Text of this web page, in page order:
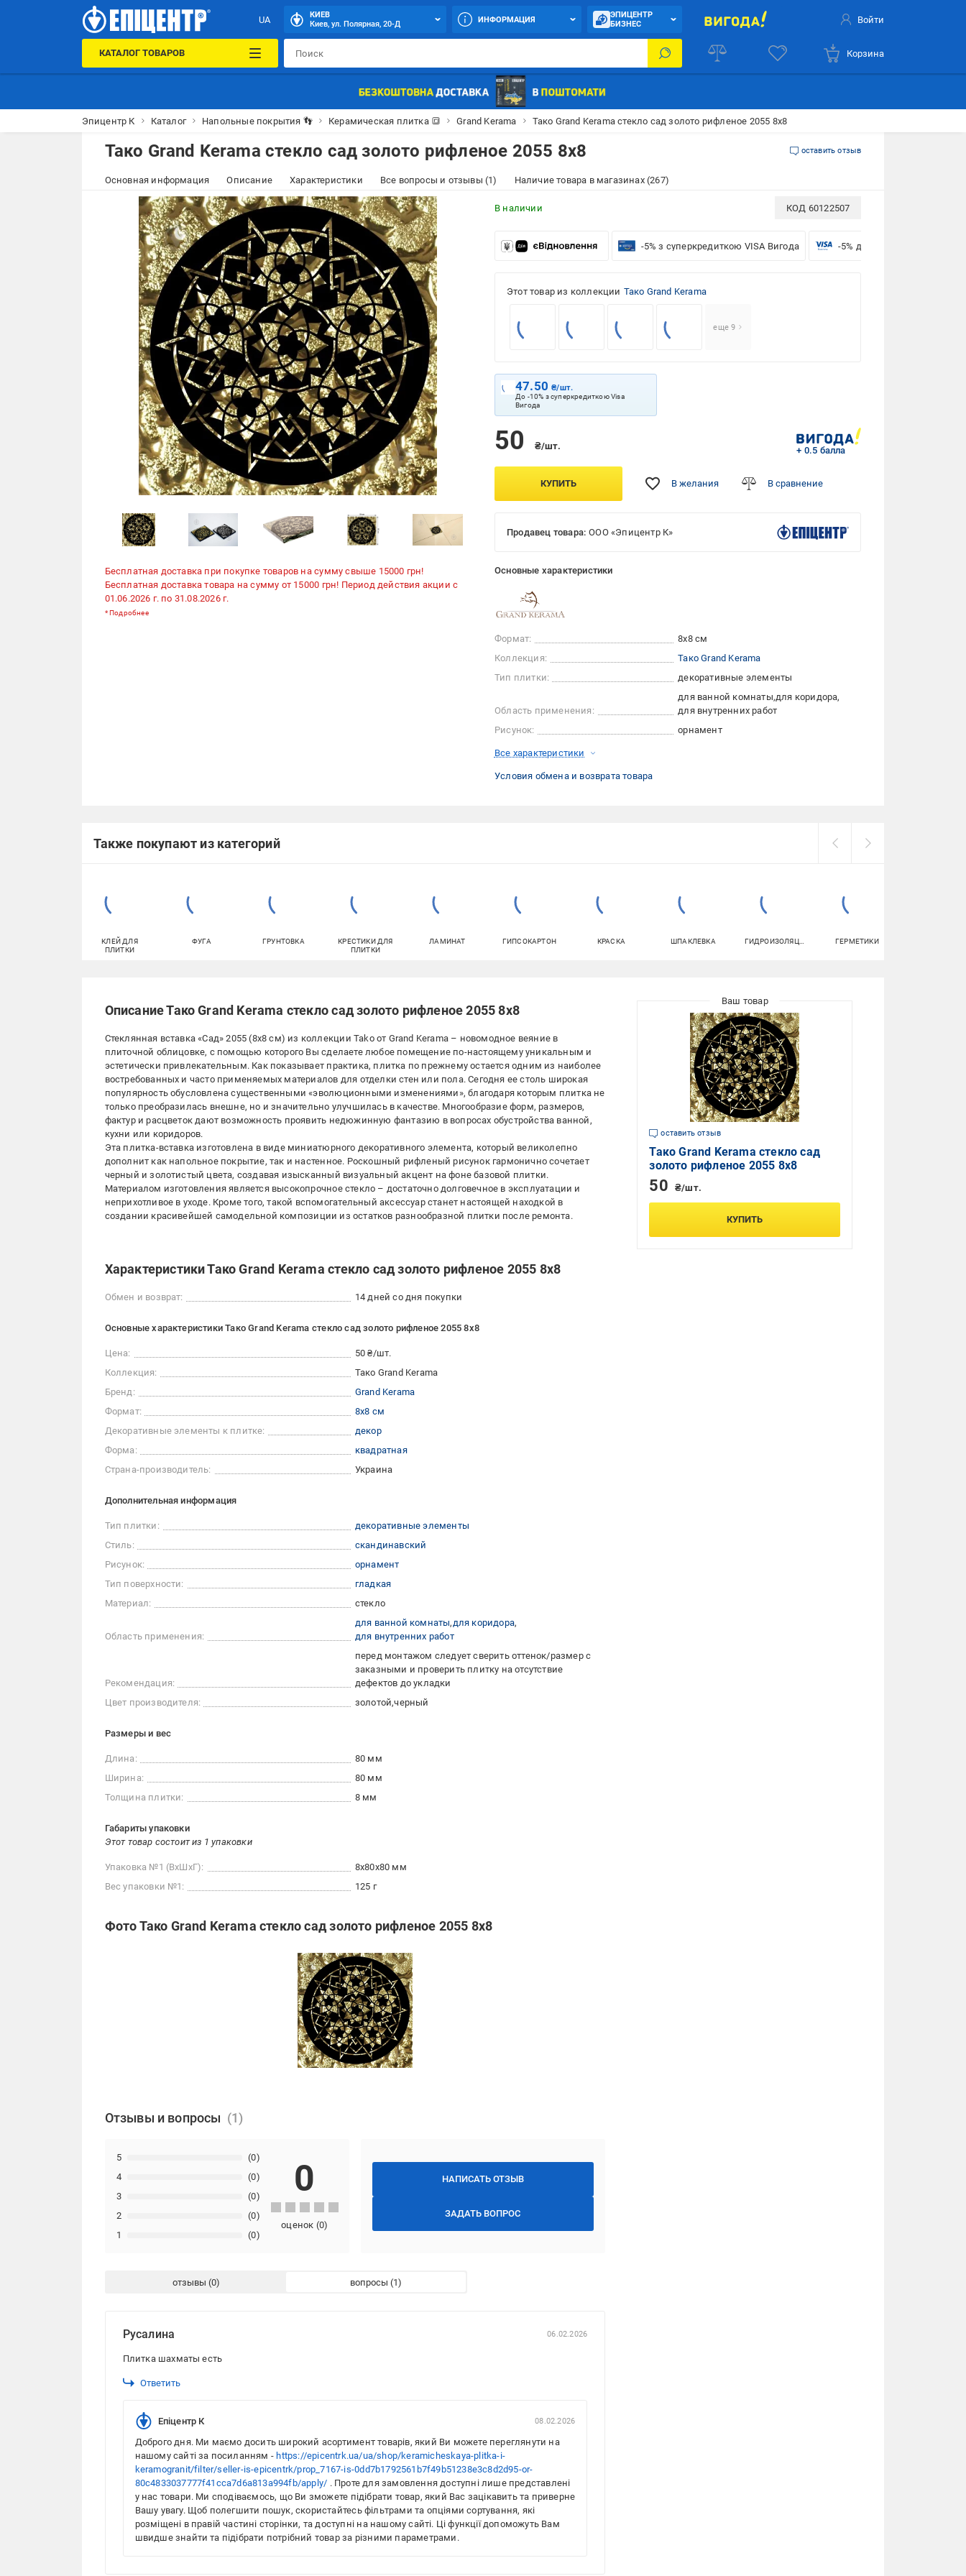
UA
КИЕВ
Киев, ул. Полярная, 20-Д
ИНФОРМАЦИЯ
ЭПИЦЕНТР
БИЗНЕС
Войти
КАТАЛОГ ТОВАРОВ Корзина
Эпицентр К Каталог Напольные покрытия 👣 Керамическая плитка 🔳 Grand Kerama Тако Grand Kerama стекло сад золото рифленое 2055 8x8
Тако Grand Kerama стекло сад золото рифленое 2055 8x8 оставить отзыв
Основная информация Описание Характеристики Все вопросы и отзывы (1) Наличие товара в магазинах (267)
Бесплатная доставка при покупке товаров на сумму свыше 15000 грн!
Бесплатная доставка товара на сумму от 15000 грн! Период действия акции с
01.06.2026 г. по 31.08.2026 г.
*Подробнее
В наличии КОД 60122507
-5% з суперкредиткою VISA Вигода -5% для бізнесу з VISA
Этот товар из коллекции Тако Grand Kerama
еще 9
47.50₴/шт.
До -10% з суперкредиткою Visa
Вигода
50 ₴/шт. + 0.5 балла
КУПИТЬ В желания В сравнение
Продавец товара: ООО «Эпицентр К»
Основные характеристики
Формат:
8x8 см
Коллекция:
Тако Grand Kerama
Тип плитки:
декоративные элементы
Область применения:
для ванной комнаты для коридора
для внутренних работ
Рисунок:
орнамент
Все характеристики
Условия обмена и возврата товара
Также покупают из категорий
КЛЕЙ ДЛЯ
ПЛИТКИ
ФУГА ГРУНТОВКА
КРЕСТИКИ ДЛЯ
ПЛИТКИ
ЛАМИНАТ ГИПСОКАРТОН КРАСКА ШПАКЛЕВКА ГИДРОИЗОЛЯЦИЯ ГЕРМЕТИКИ
Описание Тако Grand Kerama стекло сад золото рифленое 2055 8x8
Стеклянная вставка «Сад» 2055 (8х8 см) из коллекции Tako от Grand Kerama – новомодное веяние в
плиточной облицовке, с помощью которого Вы сделаете любое помещение по-настоящему уникальным и
эстетически привлекательным. Как показывает практика, плитка по прежнему остается одним из наиболее
востребованных и часто применяемых материалов для отделки стен или пола. Сегодня ее столь широкая
популярность обусловлена существенными «эволюционными изменениями», благодаря которым плитка не
только преобразилась внешне, но и значительно улучшилась в качестве. Многообразие форм, размеров,
фактур и расцветок дают возможность проявить недюжинную фантазию в вопросах обустройства ванной,
кухни или коридоров.
Эта плитка-вставка изготовлена в виде миниатюрного декоративного элемента, который великолепно
дополнит как напольное покрытие, так и настенное. Роскошный рифленый рисунок гармонично сочетает
черный и золотистый цвета, создавая изысканный визуальный акцент на фоне базовой плитки.
Материалом изготовления является высокопрочное стекло – достаточно долговечное в эксплуатации и
неприхотливое в уходе. Кроме того, такой вспомогательный аксессуар станет настоящей находкой в
создании красивейшей самодельной композиции из остатков разнообразной плитки после ремонта.
Характеристики Тако Grand Kerama стекло сад золото рифленое 2055 8x8
Обмен и возврат: 14 дней со дня покупки
Основные характеристики Тако Grand Kerama стекло сад золото рифленое 2055 8x8
Цена:
50 ₴/шт.
Коллекция:
Тако Grand Kerama
Бренд:
Grand Kerama
Формат:
8x8 см
Декоративные элементы к плитке:
декор
Форма:
квадратная
Страна-производитель:
Украина
Дополнительная информация
Тип плитки:
декоративные элементы
Стиль:
скандинавский
Рисунок:
орнамент
Тип поверхности:
гладкая
Материал:
стекло
Область применения:
для ванной комнаты для коридора
для внутренних работ
Рекомендация:
перед монтажом следует сверить оттенок/размер с
заказными и проверить плитку на отсутствие
дефектов до укладки
Цвет производителя:
золотой черный
Размеры и вес
Длина:
80 мм
Ширина:
80 мм
Толщина плитки:
8 мм
Габариты упаковки
Этот товар состоит из 1 упаковки
Упаковка №1 (ВхШхГ):
8x80x80 мм
Вес упаковки №1:
125 г
Фото Тако Grand Kerama стекло сад золото рифленое 2055 8x8
Отзывы и вопросы
НАПИСАТЬ ОТЗЫВ
ЗАДАТЬ ВОПРОС
1 (0)
2 (0)
3 (0)
4 (0)
5 (0)
0
оценок (0)
отзывы вопросы
Русалина 06.02.2026
Плитка шахматы есть
Ответить
Епіцентр К 08.02.2026
Доброго дня. Ми маємо досить широкий асортимент товарів, який Ви можете переглянути на
нашому сайті за посиланням - https://epicentrk.ua/ua/shop/keramicheskaya-plitka-i-
keramogranit/filter/seller-is-epicentrk/prop_7167-is-0dd7b1792561b7f49b51238e3c8d2d95-or-
80c4833037777f41cca7d6a813a994fb/apply/ . Проте для замовлення доступні лише представлені
у нас товари. Ми сподіваємось, що Ви зможете підібрати товар, який Вас зацікавить та приверне
Вашу увагу. Щоб полегшити пошук, скористайтесь фільтрами та опціями сортування, які
розміщені в правій частині сторінки, та доступні на нашому сайті. Ці функції допоможуть Вам
швидше знайти та підібрати потрібний товар за різними параметрами.
оставить отзыв
Тако Grand Kerama стекло сад
золото рифленое 2055 8x8
50 ₴/шт.
КУПИТЬ